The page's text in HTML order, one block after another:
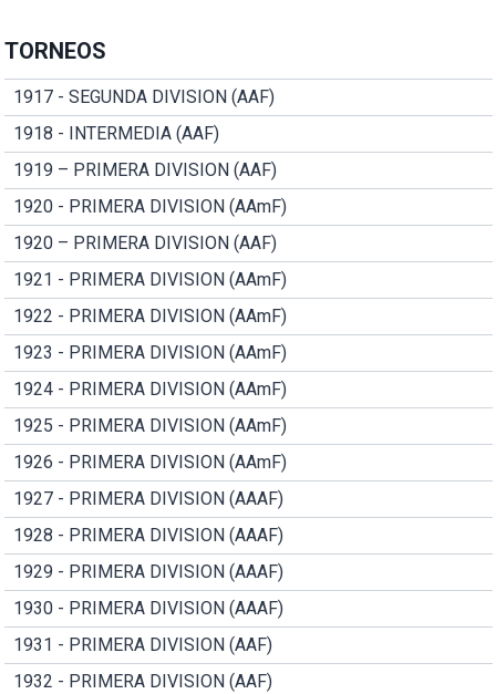
TORNEOS
1917 - SEGUNDA DIVISION (AAF)
1918 - INTERMEDIA (AAF)
1919 – PRIMERA DIVISION (AAF)
1920 - PRIMERA DIVISION (AAmF)
1920 – PRIMERA DIVISION (AAF)
1921 - PRIMERA DIVISION (AAmF)
1922 - PRIMERA DIVISION (AAmF)
1923 - PRIMERA DIVISION (AAmF)
1924 - PRIMERA DIVISION (AAmF)
1925 - PRIMERA DIVISION (AAmF)
1926 - PRIMERA DIVISION (AAmF)
1927 - PRIMERA DIVISION (AAAF)
1928 - PRIMERA DIVISION (AAAF)
1929 - PRIMERA DIVISION (AAAF)
1930 - PRIMERA DIVISION (AAAF)
1931 - PRIMERA DIVISION (AAF)
1932 - PRIMERA DIVISION (AAF)